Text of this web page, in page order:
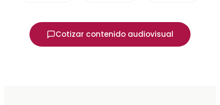
Cotizar contenido audiovisual